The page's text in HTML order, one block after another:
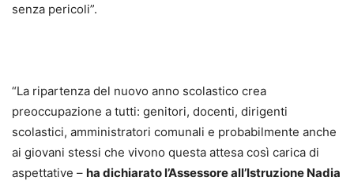
senza pericoli”.
“La ripartenza del nuovo anno scolastico crea
preoccupazione a tutti: genitori, docenti, dirigenti
scolastici, amministratori comunali e probabilmente anche
ai giovani stessi che vivono questa attesa così carica di
aspettative – ha dichiarato l’Assessore all’Istruzione Nadia